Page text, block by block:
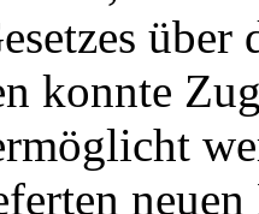
konnte